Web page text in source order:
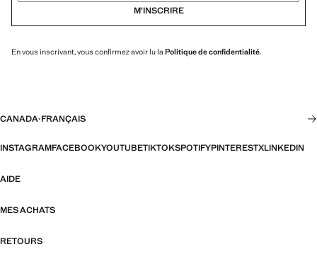
M’INSCRIRE
En vous inscrivant, vous confirmez avoir lu la Politique de confidentialité.
CANADA·FRANÇAIS
INSTAGRAMFACEBOOKYOUTUBETIKTOKSPOTIFYPINTERESTXLINKEDIN
AIDE
MES ACHATS
RETOURS